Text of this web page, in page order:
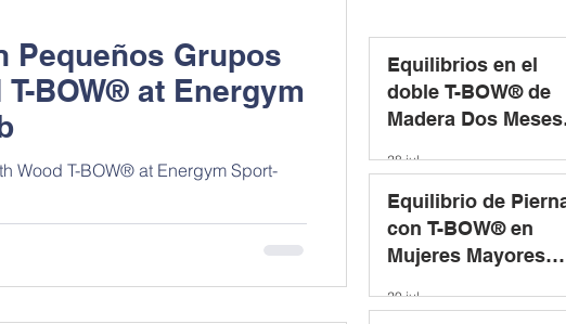
Pequeños Grupos
T-BOW® at Energym
Wood T-BOW® at Energym Sport-
Equilibrios en el
doble T-BOW® de
Madera Dos Meses
Cesárea
28 jul
Equilibrio de
con T-BOW® en
Mujeres Mayores
Aplicando un
20 jul